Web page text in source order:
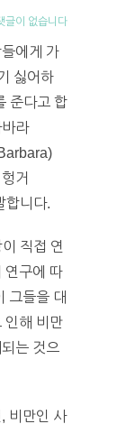
글이 없습니다
에게 가
싫어하
준다고 합
라
거
합니다.
직접 연
연구에 따
그들을 대
인해 비만
는 것으
비만인 사